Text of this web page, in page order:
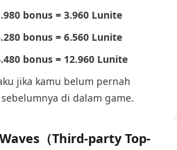
bonus = 3.960 Lunite
bonus = 6.560 Lunite
bonus = 12.960 Lunite
jika kamu belum pernah
di dalam game.
（Third-party Top-